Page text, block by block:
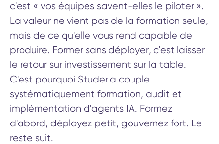
c'est « vos équipes savent-elles le piloter ».
La valeur ne vient pas de la formation seule,
mais de ce qu'elle vous rend capable de
produire. Former sans déployer, c'est laisser
le retour sur investissement sur la table.
C'est pourquoi Studeria couple
systématiquement formation, audit et
implémentation d'agents IA. Formez
d'abord, déployez petit, gouvernez fort. Le
reste suit.